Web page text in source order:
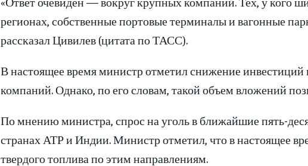
регионах, собственные портовые терминалы и вагонные
рассказал Цивилев (цитата по ТАСС).
В настоящее время министр отметил снижение
компаний. Однако, по его словам, такой объем вложений
По мнению министра, спрос на уголь в ближайшие пять-
странах АТР и Индии. Министр отметил, что в настоящее
твердого топлива по этим направлениям.